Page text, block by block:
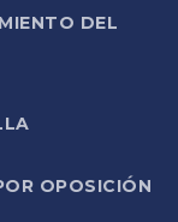
DEL
OPOSICIÓN